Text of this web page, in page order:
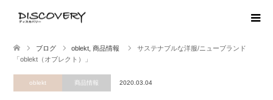
ブログ oblekt 商品情報
サステナブルな洋服/ニューブランド
「oblekt（オブレクト）」
oblekt 商品情報 2020.03.04